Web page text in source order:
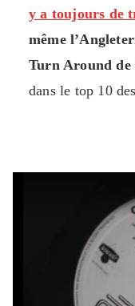
y a toujours de
même
Turn Around de
dans le top 10